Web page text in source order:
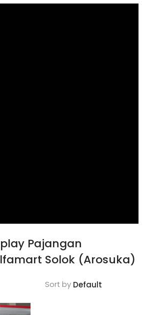
Pajangan
Solok (Arosuka)
Sort by